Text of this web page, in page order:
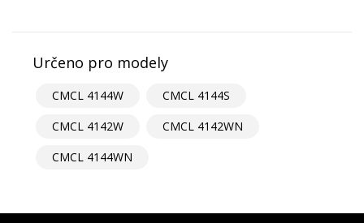
Určeno pro modely
CMCL 4144W
CMCL 4144S
CMCL 4142W
CMCL 4142WN
CMCL 4144WN